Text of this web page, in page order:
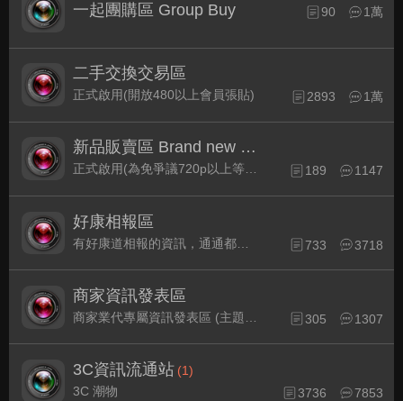
一起團購區 Group Buy 90 1萬
二手交換交易區
正式啟用(開放480以上會員張貼) 2893 1萬
新品販賣區 Brand new Plaza
正式啟用(為免爭議720p以上等級發表限定) 189 1147
好康相報區
733 3718
商家資訊發表區
305 1307
3C資訊流通站 (1)
3C 潮物
3736 7853